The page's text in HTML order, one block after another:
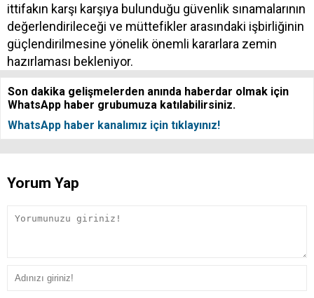
ittifakın karşı karşıya bulunduğu güvenlik sınamalarının
değerlendirileceği ve müttefikler arasındaki işbirliğinin
güçlendirilmesine yönelik önemli kararlara zemin
hazırlaması bekleniyor.
Son dakika gelişmelerden anında haberdar olmak için
WhatsApp haber grubumuza katılabilirsiniz.
WhatsApp haber kanalımız için tıklayınız!
Yorum Yap